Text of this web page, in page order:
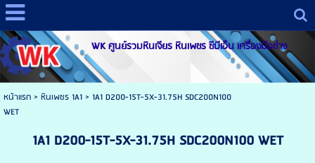
WK ศูนย์รวมหินเจียร หินเพชร ซีบีเอ็น เครื่องมือช่าง
หน้าแรก> หินเพชร 1A1> 1A1 D200-15T-5X-31.75H SDC200N100
WET
1A1 D200-15T-5X-31.75H SDC200N100 WET